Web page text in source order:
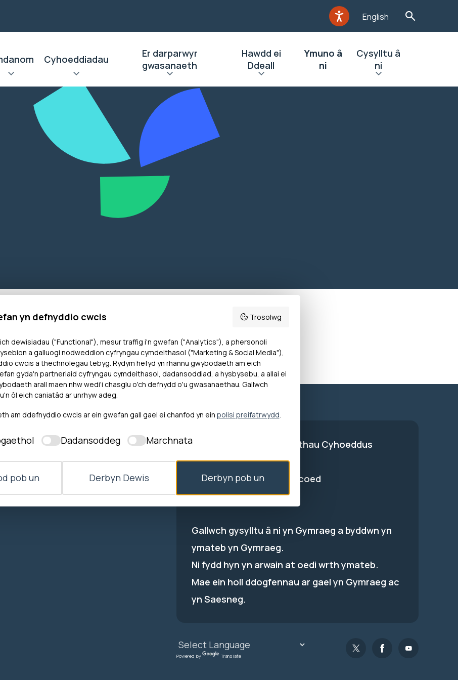
English
Cyhoeddiadau
Er darparwyr
gwasanaeth
Hawdd ei
Ddeall
Ymuno â
ni
Cysylltu â
ni
gan sefydliadau eraill
Ombwdsmon Gwasanaethau Cyhoeddus
Cymru
1 Ffordd yr Hen Gae, Pencoed
CF35 5LJ
Gallwch gysylltu â ni yn Gymraeg a byddwn yn
ymateb yn Gymraeg.
Ni fydd hyn yn arwain at oedi wrth ymateb.
Mae ein holl ddogfennau ar gael yn Gymraeg ac
yn Saesneg.
Powered by Translate
yn defnyddio cwcis Trosolwg
dewisiadau ("Functional"), mesur traffig i'n gwefan ("Analytics"), a phersonoli
a galluogi nodweddion cyfryngau cymdeithasol ("Marketing & Social Media"),
cwcis a thechnolegau tebyg. Rydym hefyd yn rhannu gwybodaeth am eich
gyda'n partneriaid cyfryngau cymdeithasol, dadansoddiad, a hysbysebu, a allai ei
arall maen nhw wedi'i chasglu o'ch defnydd o'u gwasanaethau. Gallwch
ôl eich caniatâd ar unrhyw adeg.
am ddefnyddio cwcis ar ein gwefan gall gael ei chanfod yn ein polisi preifatrwydd.
Dadansoddeg Marchnata
pob un Derbyn Dewis Derbyn pob un